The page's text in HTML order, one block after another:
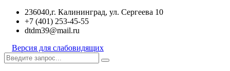
236040,г. Калининград, ул. Сергеева 10
+7 (401) 253-45-55
dtdm39@mail.ru
Версия для слабовидящих